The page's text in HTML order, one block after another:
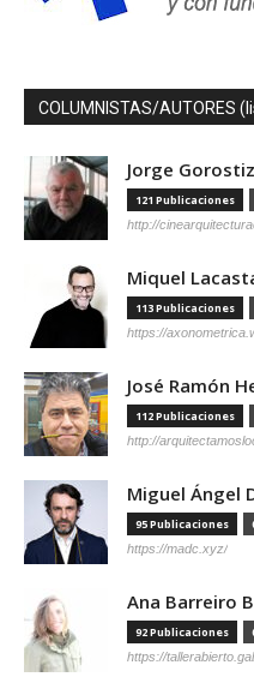
COLUMNISTAS/AUTORES
Jorge
121 Publicaciones
http://
Miquel
113 Publicaciones
https://
José Ramón
112 Publicaciones
http://
Miguel Ángel
95 Publicaciones
https://madc.xyz/
Ana Barreiro
92 Publicaciones
https://